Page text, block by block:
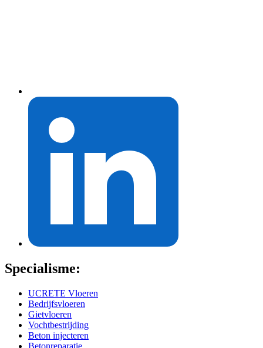
Specialisme:
UCRETE Vloeren
Bedrijfsvloeren
Gietvloeren
Vochtbestrijding
Beton injecteren
Betonreparatie